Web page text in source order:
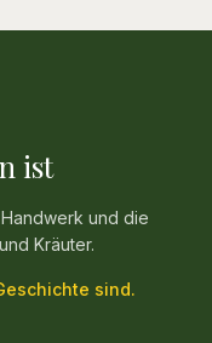
ist
und die
Kräuter.
sind.